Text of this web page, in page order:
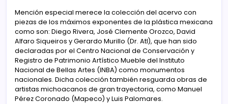
Mención especial merece la colección del acervo con
piezas de los máximos exponentes de la plástica mexicana
como son: Diego Rivera, José Clemente Orozco, David
Alfaro Siqueiros y Gerardo Murillo (Dr. Atl), que han sido
declaradas por el Centro Nacional de Conservación y
Registro de Patrimonio Artístico Mueble del Instituto
Nacional de Bellas Artes (INBA) como monumentos
nacionales. Dicha colección también resguarda obras de
artistas michoacanos de gran trayectoria, como Manuel
Pérez Coronado (Mapeco) y Luis Palomares.